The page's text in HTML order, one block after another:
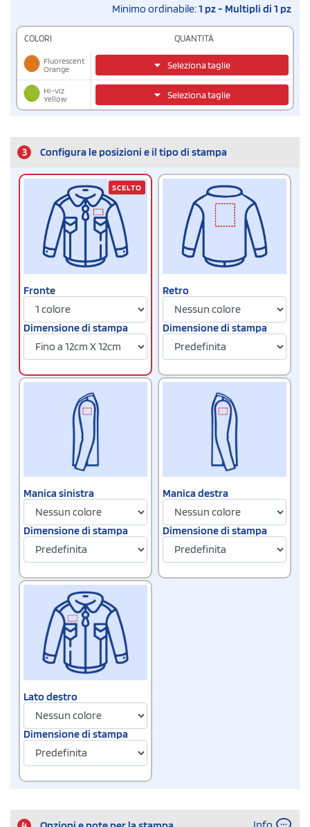
Minimo ordinabile:1 pz - Multipli di 1 pz
COLORI QUANTITÀ
Fluorescent
Orange
Seleziona taglie
Hi-viz
Yellow
Seleziona taglie
3 Configura le posizioni e il tipo di stampa
Fronte
Dimensione di stampa
SCELTO
Retro
Dimensione di stampa
Manica sinistra
Dimensione di stampa
Manica destra
Dimensione di stampa
Lato destro
Dimensione di stampa
Info